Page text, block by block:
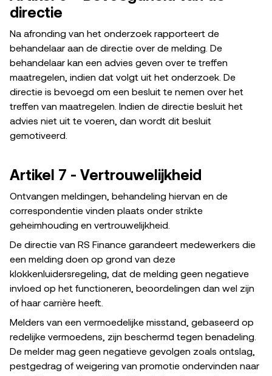
directie
Na afronding van het onderzoek rapporteert de
behandelaar aan de directie over de melding. De
behandelaar kan een advies geven over te treffen
maatregelen, indien dat volgt uit het onderzoek. De
directie is bevoegd om een besluit te nemen over het
treffen van maatregelen. Indien de directie besluit het
advies niet uit te voeren, dan wordt dit besluit
gemotiveerd.
Artikel 7 - Vertrouwelijkheid
Ontvangen meldingen, behandeling hiervan en de
correspondentie vinden plaats onder strikte
geheimhouding en vertrouwelijkheid.
De directie van RS Finance garandeert medewerkers die
een melding doen op grond van deze
klokkenluidersregeling, dat de melding geen negatieve
invloed op het functioneren, beoordelingen dan wel zijn
of haar carrière heeft.
Melders van een vermoedelijke misstand, gebaseerd op
redelijke vermoedens, zijn beschermd tegen benadeling.
De melder mag geen negatieve gevolgen zoals ontslag,
pestgedrag of weigering van promotie ondervinden naar